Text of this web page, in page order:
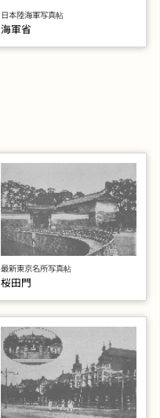
日本陸海軍写真帖
海軍省
最新東京名所写真帖
桜田門